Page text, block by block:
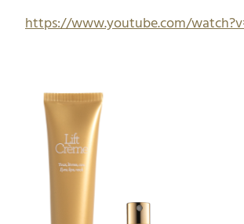
https://www.youtube.com/